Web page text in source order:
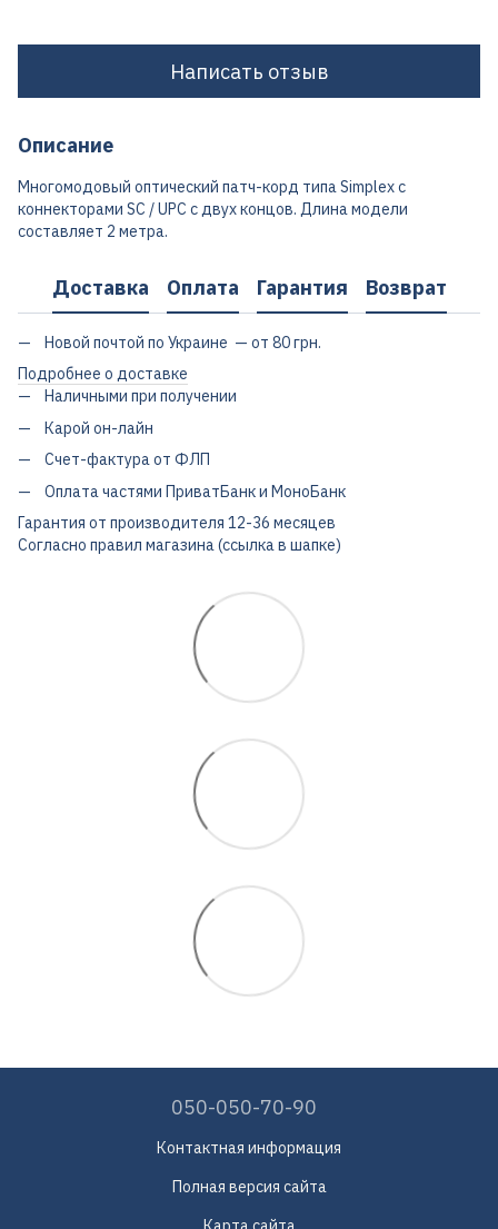
Написать отзыв
Описание
Многомодовый оптический патч-корд типа Simplex с
коннекторами SC / UPC с двух концов. Длина модели
составляет 2 метра.
Доставка Оплата Гарантия Возврат
Новой почтой по Украине — от 80 грн.
Подробнее о доставке
Наличными при получении
Карой он-лайн
Счет-фактура от ФЛП
Оплата частями ПриватБанк и МоноБанк
Гарантия от производителя 12-36 месяцев
Согласно правил магазина (ссылка в шапке)
050-050-70-90
Контактная информация
Полная версия сайта